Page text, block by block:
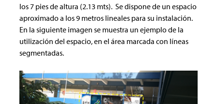
los 7 pies de altura (2.13 mts). Se dispone de un espacio
aproximado a los 9 metros lineales para su instalación.
En la siguiente imagen se muestra un ejemplo de la
utilización del espacio, en el área marcada con líneas
segmentadas.